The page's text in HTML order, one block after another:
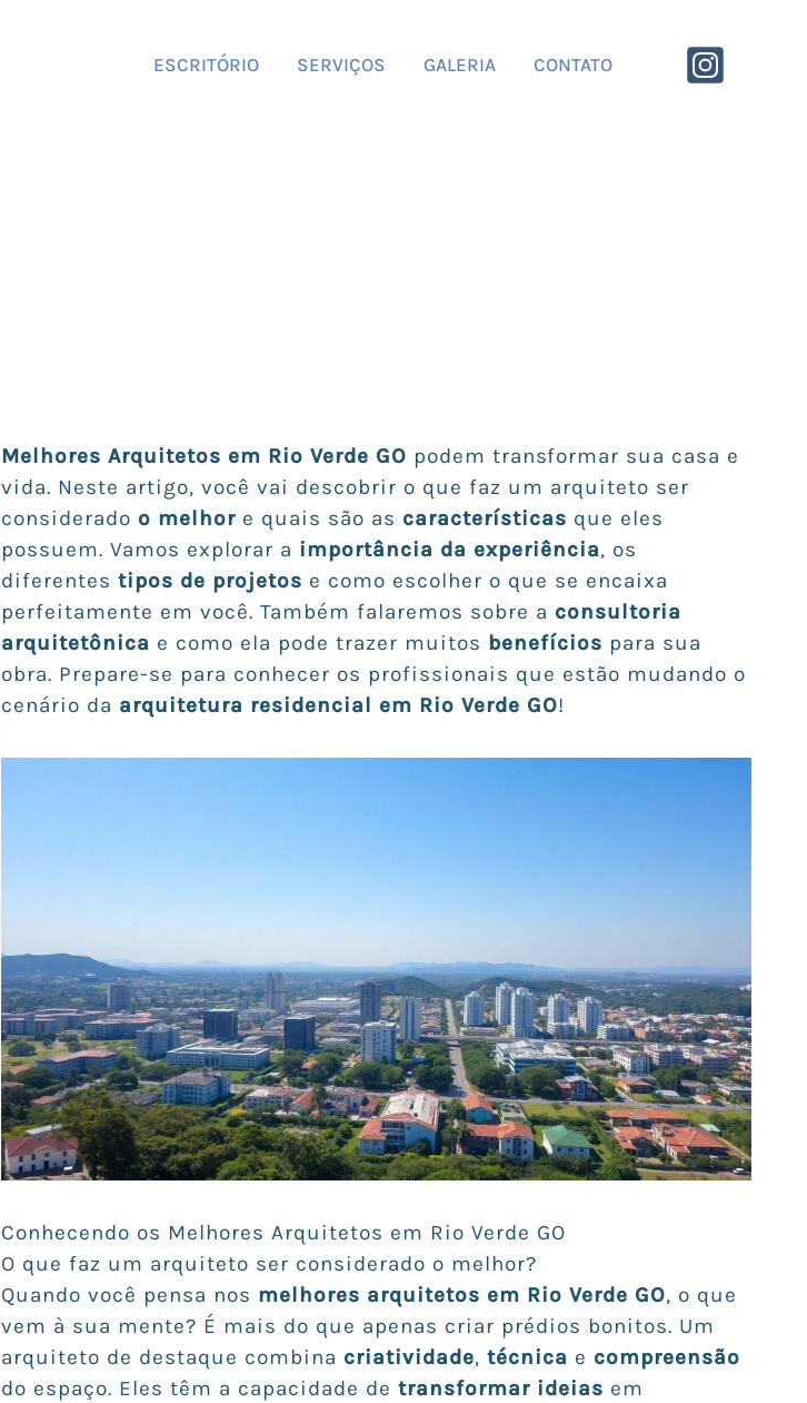
ESCRITÓRIO SERVIÇOS GALERIA CONTATO
Melhores Arquitetos em Rio Verde GO podem transformar sua casa e
vida. Neste artigo, você vai descobrir o que faz um arquiteto ser
considerado o melhore quais são as características que eles
possuem. Vamos explorar a importância da experiência, os
diferentes tipos de projetos e como escolher o que se encaixa
perfeitamente em você. Também falaremos sobre a consultoria
arquitetônica e como ela pode trazer muitos benefícios para sua
obra. Prepare-se para conhecer os profissionais que estão mudando o
cenário da arquitetura residencial em Rio Verde GO!
Conhecendo os Melhores Arquitetos em Rio Verde GO
O que faz um arquiteto ser considerado o melhor?
Quando você pensa nos melhores arquitetos em Rio Verde GO, o que
vem à sua mente? É mais do que apenas criar prédios bonitos. Um
arquiteto de destaque combina criatividade, técnica e compreensão
do espaço. Eles têm a capacidade de transformar ideias em